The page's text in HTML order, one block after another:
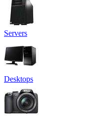
Servers
Desktops